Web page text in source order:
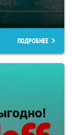
ПОДРОБНЕЕ